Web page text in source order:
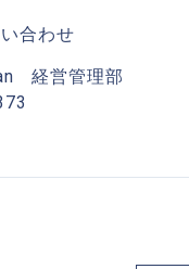
合わせ
経営管理部